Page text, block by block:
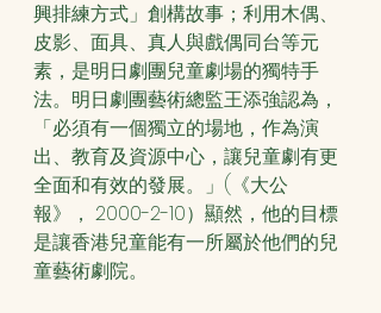
興排練方式」創構故事；利用木偶、
皮影、面具、真人與戲偶同台等元
素，是明日劇團兒童劇場的獨特手
法。明日劇團藝術總監王添強認為，
「必須有一個獨立的場地，作為演
出、教育及資源中心，讓兒童劇有更
全面和有效的發展。」(《大公
報》， 2000-2-10）顯然，他的目標
是讓香港兒童能有一所屬於他們的兒
童藝術劇院。